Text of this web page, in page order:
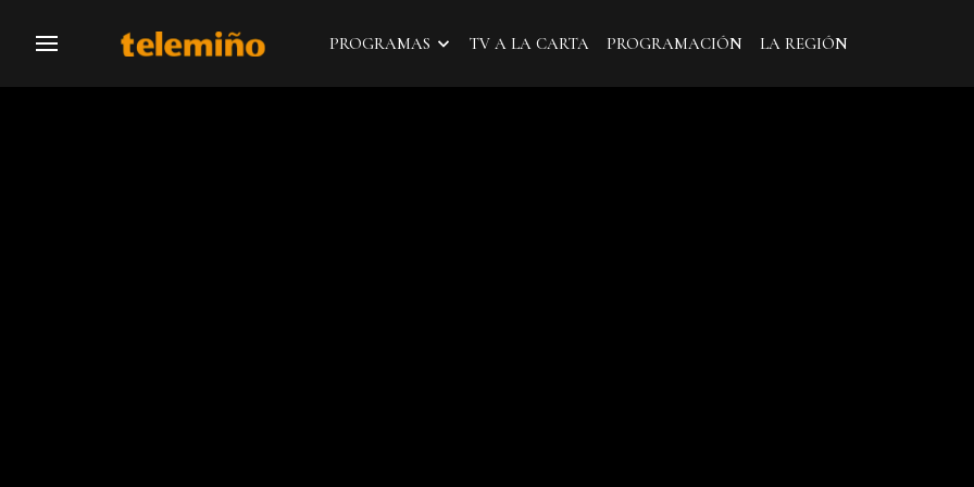
Navegación PROGRAMAS TV A LA CARTA PROGRAMACIÓN LA REGIÓN